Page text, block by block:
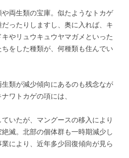
両生類の宝庫。似たようなトカゲ
ったりしますし、奥に入れば、キ
やリュウキュウヤマガメといった
をした種類が、何種類も住んでい
類が減少傾向にあるのも残念なが
ワトカゲの項には、
ていたが、マングースの移入により
滅。北部の個体群も一時期減少し
により、近年多少回復傾向が見ら